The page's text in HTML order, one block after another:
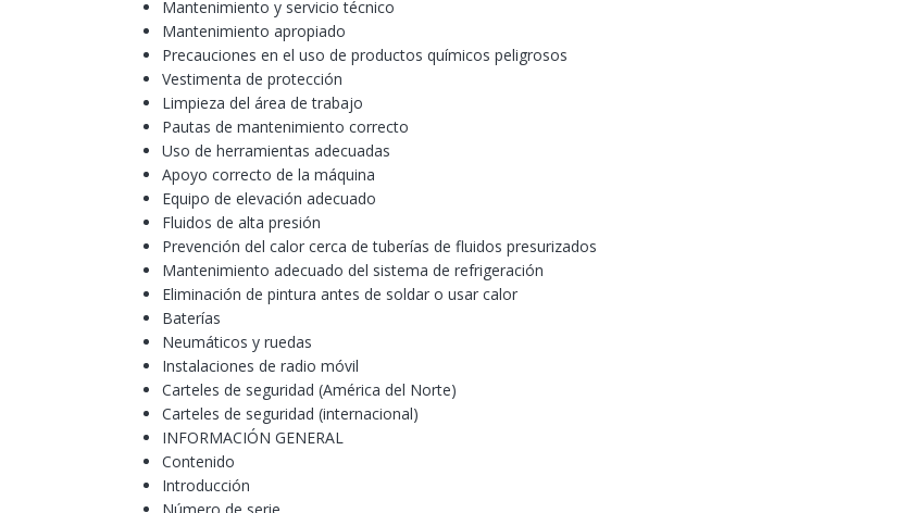
Mantenimiento y servicio técnico
Mantenimiento apropiado
Precauciones en el uso de productos químicos peligrosos
Vestimenta de protección
Limpieza del área de trabajo
Pautas de mantenimiento correcto
Uso de herramientas adecuadas
Apoyo correcto de la máquina
Equipo de elevación adecuado
Fluidos de alta presión
Prevención del calor cerca de tuberías de fluidos presurizados
Mantenimiento adecuado del sistema de refrigeración
Eliminación de pintura antes de soldar o usar calor
Baterías
Neumáticos y ruedas
Instalaciones de radio móvil
Carteles de seguridad (América del Norte)
Carteles de seguridad (internacional)
INFORMACIÓN GENERAL
Contenido
Introducción